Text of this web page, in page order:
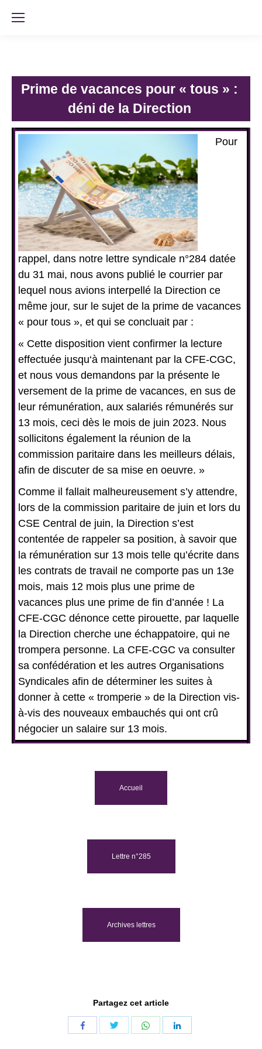
Prime de vacances pour « tous » :
déni de la Direction
Pour
rappel, dans notre lettre syndicale n°284 datée
du 31 mai, nous avons publié le courrier par
lequel nous avions interpellé la Direction ce
même jour, sur le sujet de la prime de vacances
« pour tous », et qui se concluait par :
« Cette disposition vient confirmer la lecture
effectuée jusqu‘à maintenant par la CFE-CGC,
et nous vous demandons par la présente le
versement de la prime de vacances, en sus de
leur rémunération, aux salariés rémunérés sur
13 mois, ceci dès le mois de juin 2023. Nous
sollicitons également la réunion de la
commission paritaire dans les meilleurs délais,
afin de discuter de sa mise en oeuvre. »
Comme il fallait malheureusement s’y attendre,
lors de la commission paritaire de juin et lors du
CSE Central de juin, la Direction s’est
contentée de rappeler sa position, à savoir que
la rémunération sur 13 mois telle qu’écrite dans
les contrats de travail ne comporte pas un 13e
mois, mais 12 mois plus une prime de
vacances plus une prime de fin d’année ! La
CFE-CGC dénonce cette pirouette, par laquelle
la Direction cherche une échappatoire, qui ne
trompera personne. La CFE-CGC va consulter
sa confédération et les autres Organisations
Syndicales afin de déterminer les suites à
donner à cette « tromperie » de la Direction vis-
à-vis des nouveaux embauchés qui ont crû
négocier un salaire sur 13 mois.
Accueil
Lettre n°285
Archives lettres
Partagez cet article
Share
Share